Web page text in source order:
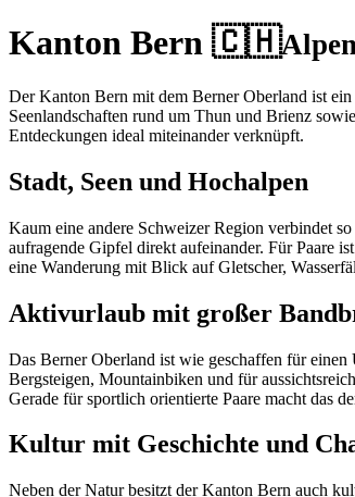
Kanton Bern 🇨🇭
Der Kanton Bern mit dem Berner Oberland ist
Seenlandschaften rund um Thun und Brienz
Entdeckungen ideal miteinander verknüpft.
Stadt, Seen und Hochalpen
Kaum eine andere Schweizer Region verbindet
aufragende Gipfel direkt aufeinander. Für Paare
eine Wanderung mit Blick auf Gletscher,
Aktivurlaub mit großer
Das Berner Oberland ist wie geschaffen für
Bergsteigen, Mountainbiken und für
Gerade für sportlich orientierte Paare macht das
Kultur mit Geschichte und
Neben der Natur besitzt der Kanton Bern auch